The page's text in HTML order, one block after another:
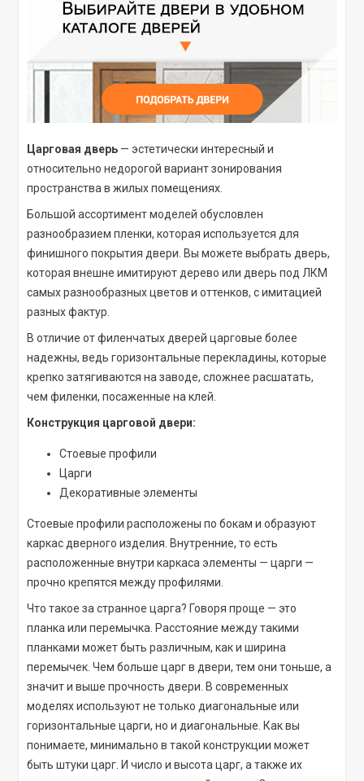
Царговая дверь — эстетически интересный и
относительно недорогой вариант зонирования
пространства в жилых помещениях.
Большой ассортимент моделей обусловлен
разнообразием пленки, которая используется для
финишного покрытия двери. Вы можете выбрать дверь,
которая внешне имитируют дерево или дверь под ЛКМ
самых разнообразных цветов и оттенков, с имитацией
разных фактур.
В отличие от филенчатых дверей царговые более
надежны, ведь горизонтальные перекладины, которые
крепко затягиваются на заводе, сложнее расшатать,
чем филенки, посаженные на клей.
Конструкция царговой двери:
Стоевые профили
Царги
Декоративные элементы
Стоевые профили расположены по бокам и образуют
каркас дверного изделия. Внутренние, то есть
расположенные внутри каркаса элементы — царги —
прочно крепятся между профилями.
Что такое за странное царга? Говоря проще — это
планка или перемычка. Расстояние между такими
планками может быть различным, как и ширина
перемычек. Чем больше царг в двери, тем они тоньше, а
значит и выше прочность двери. В современных
моделях используют не только диагональные или
горизонтальные царги, но и диагональные. Как вы
понимаете, минимально в такой конструкции может
быть штуки царг. И число и высота царг, а также их